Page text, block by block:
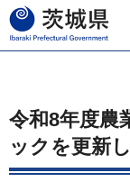
茨城県
令和8年度農
ックを更新